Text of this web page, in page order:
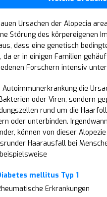
Ursachen der Alopecia
Störung des körpereigenen
dass eine genetisch
da er in einigen Familien
Forschern intensiv
Autoimmunerkrankung die
oder Viren, sondern
rund um die
oder unterbinden.
können von dieser
Haarausfall bei
mellitus Typ 1
Erkrankungen